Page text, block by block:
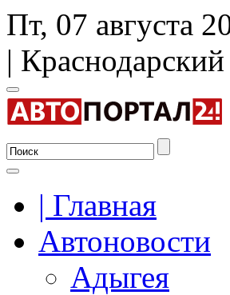
Пт, 07 августа
|
| Главная
Автоновости
Адыгея